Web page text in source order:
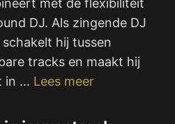
DJ. Als zingende DJ
hij tussen
tracks en maakt hij
in … Lees meer